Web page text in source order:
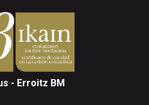
- Erroitz BM